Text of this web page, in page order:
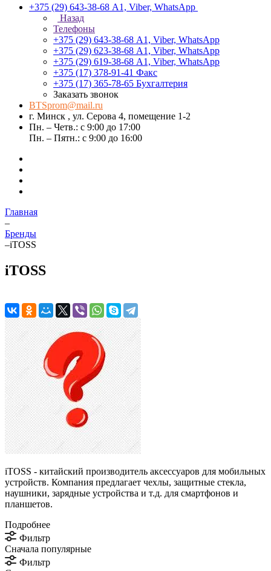
+375 (29) 643-38-68 А1, Viber, WhatsApp
Назад
Телефоны
+375 (29) 643-38-68 А1, Viber, WhatsApp
+375 (29) 623-38-68 А1, Viber, WhatsApp
+375 (29) 619-38-68 А1, Viber, WhatsApp
+375 (17) 378-91-41 Факс
+375 (17) 365-78-65 Бухгалтерия
Заказать звонок
BTSprom@mail.ru
г. Минск , ул. Серова 4, помещение 1-2
Пн. – Четв.: с 9:00 до 17:00
Пн. – Пятн.: с 9:00 до 16:00
Главная
–
Бренды
–iTOSS
iTOSS
iTOSS - китайский производитель аксессуаров для мобильных
устройств. Компания предлагает чехлы, защитные стекла,
наушники, зарядные устройства и т.д. для смартфонов и
планшетов.
Подробнее
Фильтр
Сначала популярные
Фильтр